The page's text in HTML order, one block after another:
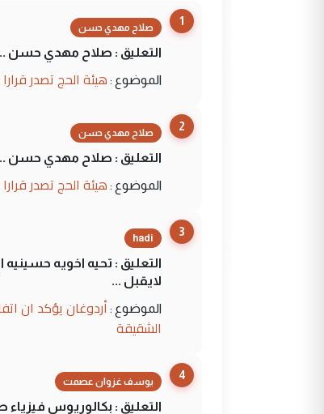
1
صلاح مهدي حسن
التعليق : صلاح مهدي حسن
الموضوع : هيئة الحج تصدر
2
صلاح مهدي حسن
التعليق : صلاح مهدي حسن
الموضوع : هيئة الحج تصدر
3
hadi
التعليق : تحيه اخويه
لايقبل ...
الموضوع : أردوغان يؤكد ان
الشقيقة
4
يوسف غزوان عصمت
التعليق : بكالوريوس